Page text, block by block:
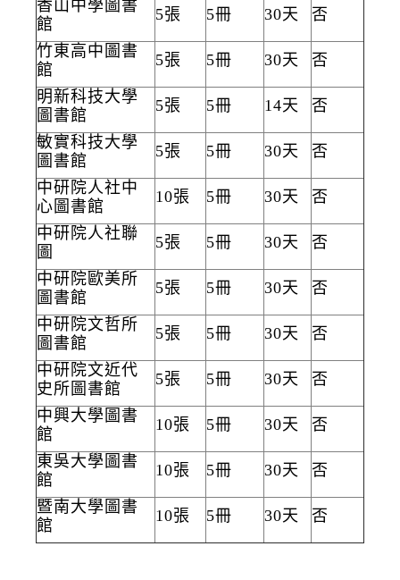
香山中學圖書
館
5張 5冊 30天 否
竹東高中圖書
館
5張 5冊 30天 否
明新科技大學
圖書館
5張 5冊 14天 否
敏實科技大學
圖書館
5張 5冊 30天 否
中研院人社中
心圖書館
10張 5冊 30天 否
中研院人社聯
圖
5張 5冊 30天 否
中研院歐美所
圖書館
5張 5冊 30天 否
中研院文哲所
圖書館
5張 5冊 30天 否
中研院文近代
史所圖書館
5張 5冊 30天 否
中興大學圖書
館
10張 5冊 30天 否
東吳大學圖書
館
10張 5冊 30天 否
暨南大學圖書
館
10張 5冊 30天 否